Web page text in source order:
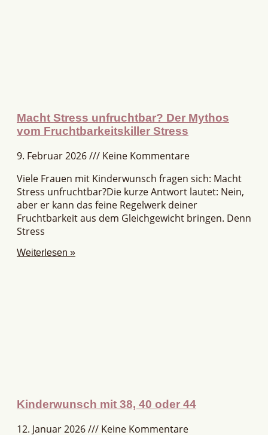
Macht Stress unfruchtbar? Der Mythos
vom Fruchtbarkeitskiller Stress
9. Februar 2026
Keine Kommentare
Viele Frauen mit Kinderwunsch fragen sich: Macht
Stress unfruchtbar?Die kurze Antwort lautet: Nein,
aber er kann das feine Regelwerk deiner
Fruchtbarkeit aus dem Gleichgewicht bringen. Denn
Stress
Weiterlesen »
Kinderwunsch mit 38, 40 oder 44
12. Januar 2026 Keine Kommentare